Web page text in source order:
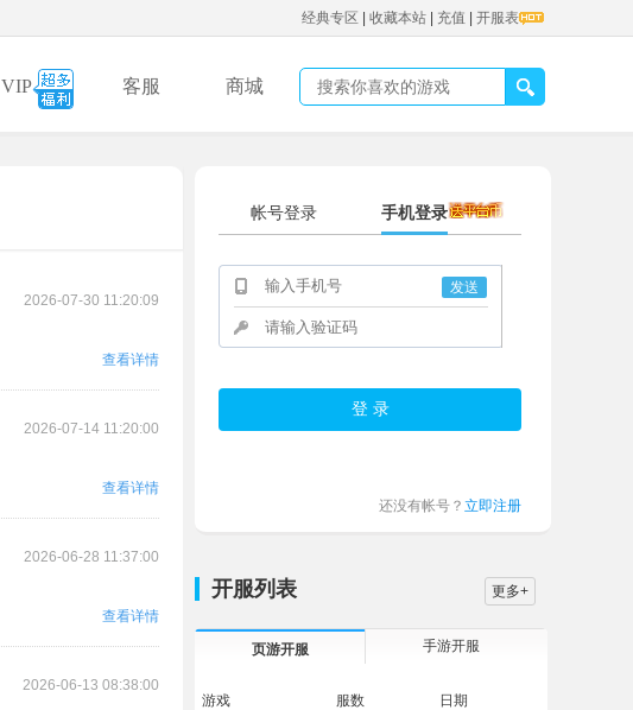
经典专区 收藏本站 充值 开服表
VIP 客服 商城
2026-07-30 11:20:09
查看详情
2026-07-14 11:20:00
查看详情
2026-06-28 11:37:00
查看详情
2026-06-13 08:38:00
帐号登录 手机登录
发送
还没有帐号？ 立即注册
开服列表 更多+
页游开服 手游开服
游戏 服数 日期